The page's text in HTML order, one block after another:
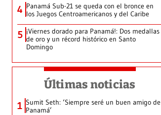
4 Panamá Sub-21 se queda con el bronce en
los Juegos Centroamericanos y del Caribe
5 ¡Viernes dorado para Panamá!: Dos medallas
de oro y un récord histórico en Santo
Domingo
Últimas noticias
1 Sumit Seth: ‘Siempre seré un buen amigo de
Panamá’